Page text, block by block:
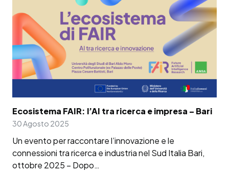
Ecosistema FAIR: l’AI tra ricerca e impresa – Bari
30 Agosto 2025
Un evento per raccontare l’innovazione e le
connessioni tra ricerca e industria nel Sud Italia Bari,
ottobre 2025 – Dopo…